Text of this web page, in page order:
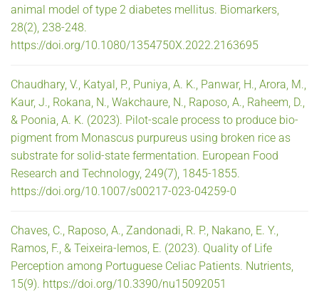
animal model of type 2 diabetes mellitus. Biomarkers,
28(2), 238-248.
https://doi.org/10.1080/1354750X.2022.2163695
Chaudhary, V., Katyal, P., Puniya, A. K., Panwar, H., Arora, M.,
Kaur, J., Rokana, N., Wakchaure, N., Raposo, A., Raheem, D.,
& Poonia, A. K. (2023). Pilot-scale process to produce bio-
pigment from Monascus purpureus using broken rice as
substrate for solid-state fermentation. European Food
Research and Technology, 249(7), 1845-1855.
https://doi.org/10.1007/s00217-023-04259-0
Chaves, C., Raposo, A., Zandonadi, R. P., Nakano, E. Y.,
Ramos, F., & Teixeira-lemos, E. (2023). Quality of Life
Perception among Portuguese Celiac Patients. Nutrients,
15(9). https://doi.org/10.3390/nu15092051